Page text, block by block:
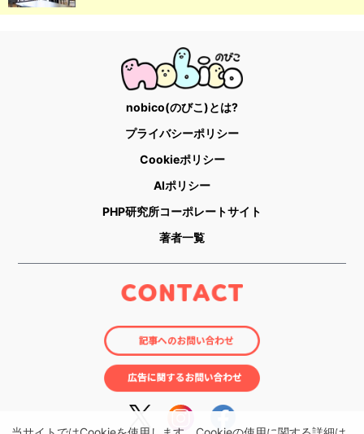
nobico(のびこ)とは?
プライバシーポリシー
Cookieポリシー
AIポリシー
PHP研究所コーポレートサイト
著者一覧